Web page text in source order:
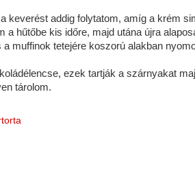
keverést addig folytatom, amíg a krém
a hűtőbe kis időre, majd utána újra
muffinok tetejére koszorú alakban
ezek tartják a szárnyakat
tárolom.